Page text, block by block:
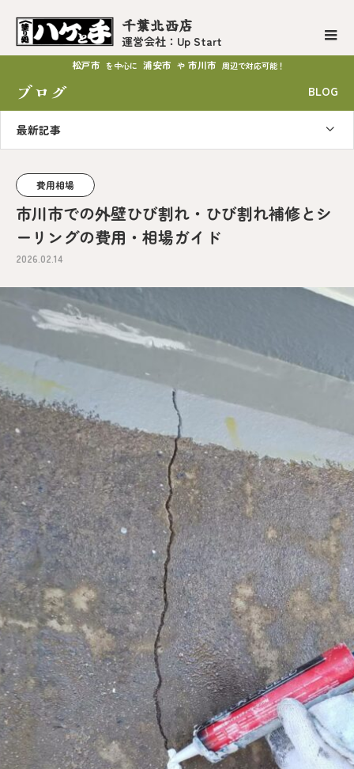
千葉北西店
運営会社：Up Start
松戸市 を中心に 浦安市 や 市川市 周辺で対応可能！
ブログ BLOG
最新記事
費用相場
市川市での外壁ひび割れ・ひび割れ補修とシ
ーリングの費用・相場ガイド
2026.02.14